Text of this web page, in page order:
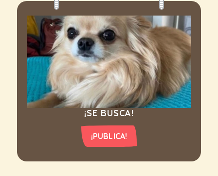
¡SE BUSCA!
¡PUBLICA!